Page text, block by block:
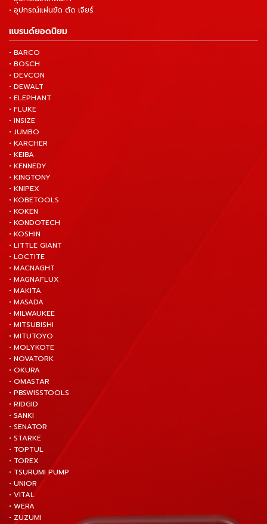
• อุปกรณ์แผ่นขัด ตัด เจียร์
แบรนด์ยอดนิยม
• BARCO
• BOSCH
• DEVCON
• DEWALT
• ELEPHANT
• FLUKE
• INSIZE
• JUMBO
• KARCHER
• KEIBA
• KENNEDY
• KINGTONY
• KNIPEX
• KOBETOOLS
• KOKEN
• KONDOTECH
• KOSHIN
• LITTLE GIANT
• LOCTITE
• MACNAGHT
• MAGNAFLUX
• MAKITA
• MASADA
• MILWAUKEE
• MITSUBISHI
• MITUTOYO
• MOLYKOTE
• NOVATORK
• OKURA
• OMASTAR
• PBSWISSTOOLS
• RIDGID
• SANKI
• SENATOR
• STARKE
• TOPTUL
• TOREX
• TSURUMI PUMP
• UNIOR
• VITAL
• WERA
• ZUZUMI